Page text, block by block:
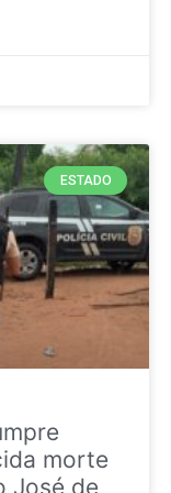
ESTADO
morte
José de